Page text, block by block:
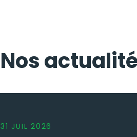
Nos
31 JUIL 2026